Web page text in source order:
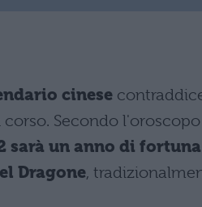
cinese
corso. Secondo
sarà un anno di
Dragone,